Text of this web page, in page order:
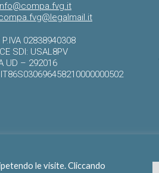
P.IVA 02838940308
SDI: USAL8PV
UD – 292016
IT86S030696458210000000502
le visite. Cliccando